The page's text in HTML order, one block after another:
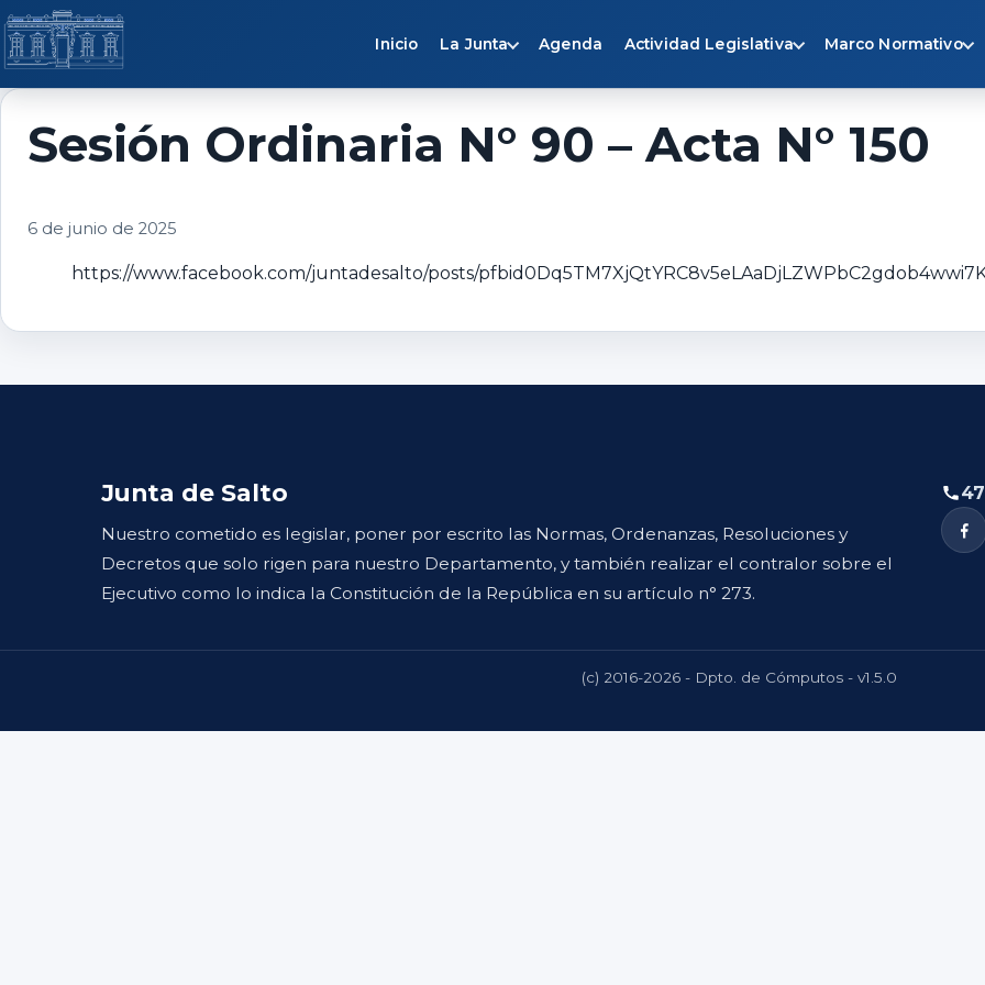
Saltar al contenido
Inicio La Junta Agenda Actividad Legislativa Marco Normativo
Sesión Ordinaria N° 90 – Acta N° 150
6 de junio de 2025
https://www.facebook.com/juntadesalto/posts/
Junta de Salto
Nuestro cometido es legislar, poner por escrito las Normas, Ordenanzas, Resoluciones y
Decretos que solo rigen para nuestro Departamento, y también realizar el contralor sobre el
Ejecutivo como lo indica la Constitución de la República en su artículo n° 273.
(c) 2016-2026 - Dpto. de Cómputos - v1.5.0